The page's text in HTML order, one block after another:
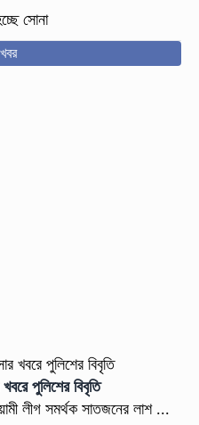
সোনা
পুলিশের বিবৃতি
লীগ সমর্থক সাতজনের লাশ ...